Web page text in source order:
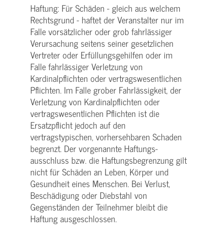
Haftung: Für Schäden - gleich aus welchem
Rechtsgrund - haftet der Veranstalter nur im
Falle vorsätzlicher oder grob fahrlässiger
Verursachung seitens seiner gesetzlichen
Vertreter oder Erfüllungsgehilfen oder im
Falle fahrlässiger Verletzung von
Kardinalpflichten oder vertrags­wesentlichen
Pflichten. Im Falle grober Fahrlässigkeit, der
Verletzung von Kardinalpflichten oder
vertrags­wesentlichen Pflichten ist die
Ersatzpflicht jedoch auf den
vertragstypischen, vorhersehbaren Schaden
begrenzt. Der vorgenannte Haftungs­
ausschluss bzw. die Haftungs­begrenzung gilt
nicht für Schäden an Leben, Körper und
Gesundheit eines Menschen. Bei Verlust,
Beschädigung oder Diebstahl von
Gegenständen der Teilnehmer bleibt die
Haftung ausgeschlossen.